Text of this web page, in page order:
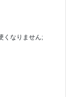
くなりません;